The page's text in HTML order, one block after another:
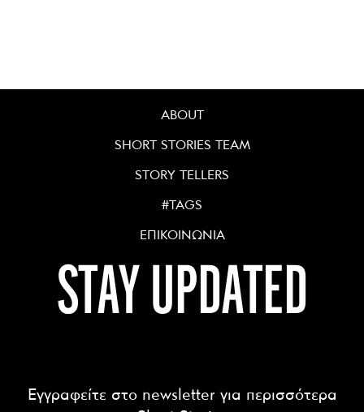
ABOUT
SHORT STORIES TEAM
STORY TELLERS
#TAGS
ΕΠΙΚΟΙΝΩΝΙΑ
STAY UPDATED
Εγγραφείτε στο newsletter για περισσότερα